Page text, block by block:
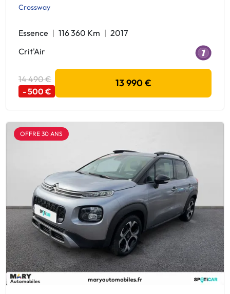
Crossway
Essence 116 360 Km
2017
Crit'Air
14 490 €
- 500 €
13 990 €
OFFRE 30 ANS